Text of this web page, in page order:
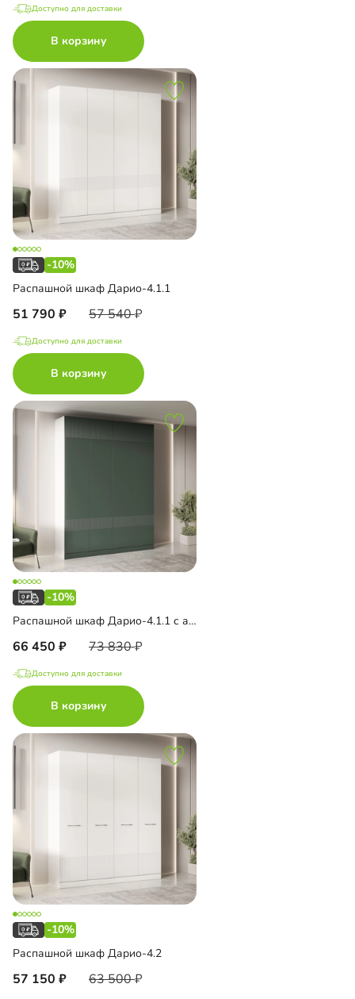
Доступно для доставки
В корзину
-10%
Распашной шкаф Дарио-4.1.1
51 790 57 540
Доступно для доставки
В корзину
-10%
Распашной шкаф Дарио-4.1.1 с антресолью
66 450 73 830
Доступно для доставки
В корзину
-10%
Распашной шкаф Дарио-4.2
57 150 63 500